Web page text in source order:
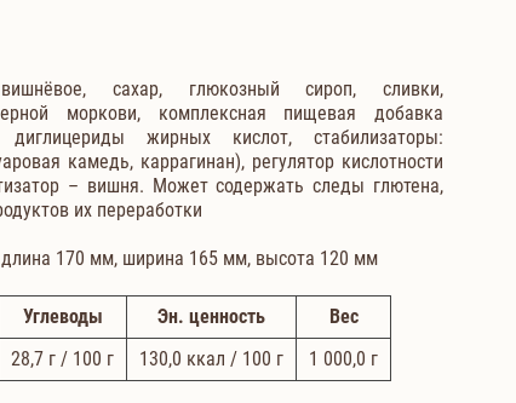
сахар, глюкозный сироп, сливки,
моркови, комплексная пищевая добавка
жирных кислот, стабилизаторы:
камедь, каррагинан), регулятор кислотности
– вишня. Может содержать следы глютена,
их переработки
длина 170 мм, ширина 165 мм, высота 120 мм
Углеводы Эн. ценность
Вес
28,7 г / 100 г 130,0 ккал / 100 г 1 000,0 г